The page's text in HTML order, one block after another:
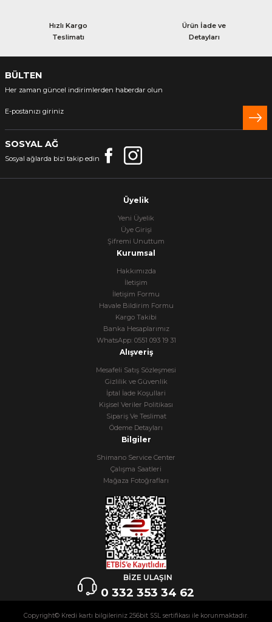
Hızlı Kargo
Teslimatı
Ürün İade ve
Detayları
BÜLTEN
Her zaman güncel indirimlerden haberdar olun
SOSYAL AĞ
Sosyal ağlarda bizi takip edin
Üyelik
Yeni Üyelik
Üye Girişi
Şifremi Unuttum
Kurumsal
Hakkımızda
İletişim
İletişim Formu
Havale Bildirim Formu
Kargo Takibi
Banka Hesaplarımız
WhatsApp: 0551 093 19 31
Alışveriş
Mesafeli Satış Sözleşmesi
Gizlilik ve Güvenlik
İptal İade Koşullari
Kişisel Veriler Politikası
Sipariş Ve Teslimat
Ödeme Detayları
Bilgiler
Shimano Service Center
Çalışma Saatleri
Mağaza Fotoğrafları
BİZE ULAŞIN
0 332 353 34 62
Copyright© Kredi kartı bilgileriniz 256bit SSL sertifikası ile korunmaktadır.